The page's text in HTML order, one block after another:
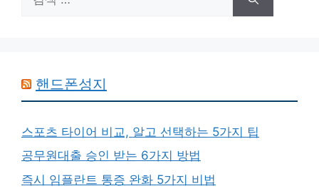
색:
핸드폰성지
스포츠 타이어 비교, 알고 선택하는 5가지 팁
공무원대출 승인 받는 6가지 방법
즉시 임플란트 통증 완화 5가지 비법